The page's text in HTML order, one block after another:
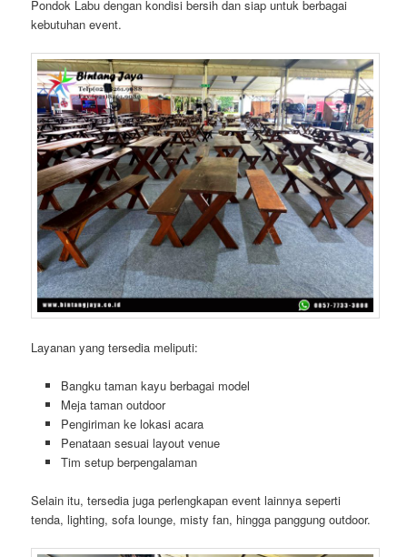
Pondok Labu dengan kondisi bersih dan siap untuk berbagai
kebutuhan event.
Layanan yang tersedia meliputi:
Bangku taman kayu berbagai model
Meja taman outdoor
Pengiriman ke lokasi acara
Penataan sesuai layout venue
Tim setup berpengalaman
Selain itu, tersedia juga perlengkapan event lainnya seperti
tenda, lighting, sofa lounge, misty fan, hingga panggung outdoor.